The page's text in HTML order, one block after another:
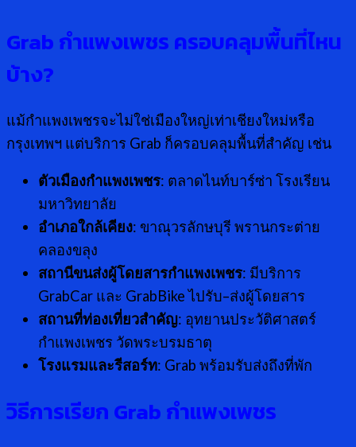
Grab กำแพงเพชร ครอบคลุมพื้นที่ไหน
บ้าง?
แม้กำแพงเพชรจะไม่ใช่เมืองใหญ่เท่าเชียงใหม่หรือ
กรุงเทพฯ แต่บริการ Grab ก็ครอบคลุมพื้นที่สำคัญ เช่น
ตัวเมืองกำแพงเพชร: ตลาดไนท์บาร์ซ่า โรงเรียน
มหาวิทยาลัย
อำเภอใกล้เคียง: ขาณุวรลักษบุรี พรานกระต่าย
คลองขลุง
สถานีขนส่งผู้โดยสารกำแพงเพชร: มีบริการ
GrabCar และ GrabBike ไปรับ–ส่งผู้โดยสาร
สถานที่ท่องเที่ยวสำคัญ: อุทยานประวัติศาสตร์
กำแพงเพชร วัดพระบรมธาตุ
โรงแรมและรีสอร์ท: Grab พร้อมรับส่งถึงที่พัก
วิธีการเรียกGrab กำแพงเพชร